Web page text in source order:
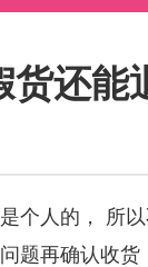
货还能
个人的， 所
题再确认收